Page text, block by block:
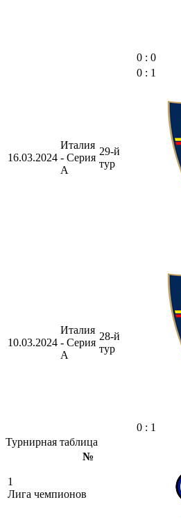
0 : 0
16.03.2024
Италия
- Серия
А
29-й
тур
0 : 1
10.03.2024
Италия
- Серия
А
28-й
тур
0 : 1
Турнирная таблица
№
1
Лига чемпионов